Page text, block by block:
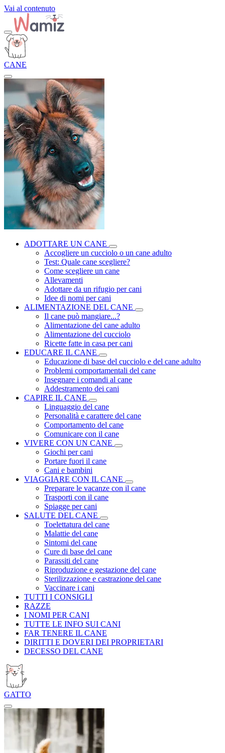
Vai al contenuto
CANE
ADOTTARE UN CANE
Accogliere un cucciolo o un cane adulto
Test: Quale cane scegliere?
Come scegliere un cane
Allevamenti
Adottare da un rifugio per cani
Idee di nomi per cani
ALIMENTAZIONE DEL CANE
Il cane può mangiare...?
Alimentazione del cane adulto
Alimentazione del cucciolo
Ricette fatte in casa per cani
EDUCARE IL CANE
Educazione di base del cucciolo e del cane adulto
Problemi comportamentali del cane
Insegnare i comandi al cane
Addestramento dei cani
CAPIRE IL CANE
Linguaggio del cane
Personalità e carattere del cane
Comportamento del cane
Comunicare con il cane
VIVERE CON UN CANE
Giochi per cani
Portare fuori il cane
Cani e bambini
VIAGGIARE CON IL CANE
Preparare le vacanze con il cane
Trasporti con il cane
Spiagge per cani
SALUTE DEL CANE
Toelettatura del cane
Malattie del cane
Sintomi del cane
Cure di base del cane
Parassiti del cane
Riproduzione e gestazione del cane
Sterilizzazione e castrazione del cane
Vaccinare i cani
TUTTI I CONSIGLI
RAZZE
I NOMI PER CANI
TUTTE LE INFO SUI CANI
FAR TENERE IL CANE
DIRITTI E DOVERI DEI PROPRIETARI
DECESSO DEL CANE
GATTO